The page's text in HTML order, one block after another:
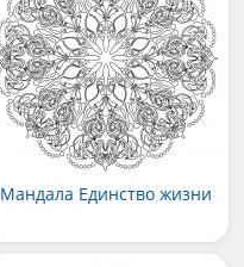
Мандала Единство жизни